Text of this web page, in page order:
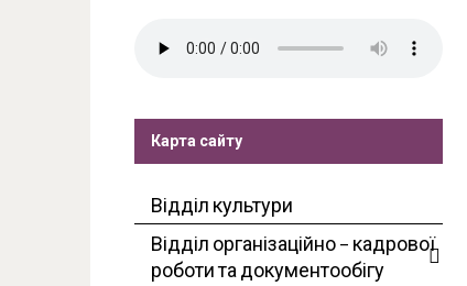
Карта сайту
Відділ культури
Відділ організаційно – кадрової
роботи та документообігу